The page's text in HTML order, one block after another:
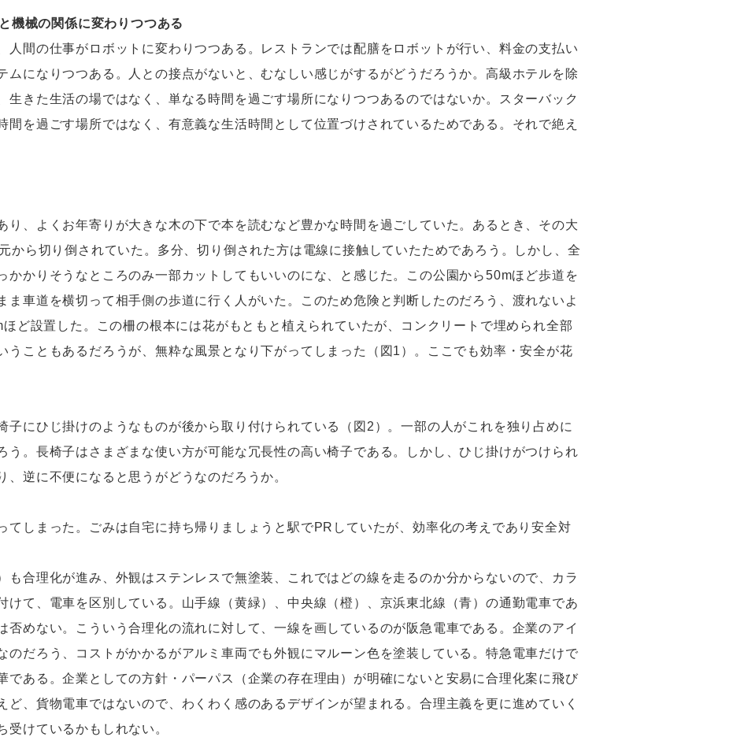
機械の関係に変わりつつある
間の仕事がロボットに変わりつつある。レストランでは配膳をロボットが行い、料金の支払い
ムになりつつある。人との接点がないと、むなしい感じがするがどうだろうか。高級ホテルを除
生きた生活の場ではなく、単なる時間を過ごす場所になりつつあるのではないか。スターバック
間を過ごす場所ではなく、有意義な生活時間として位置づけされているためである。それで絶え
、よくお年寄りが大きな木の下で本を読むなど豊かな時間を過ごしていた。あるとき、その大
から切り倒されていた。多分、切り倒された方は電線に接触していたためであろう。しかし、全
かかりそうなところのみ一部カットしてもいいのにな、と感じた。この公園から50mほど歩道を
ま車道を横切って相手側の歩道に行く人がいた。このため危険と判断したのだろう、渡れないよ
ど設置した。この柵の根本には花がもともと植えられていたが、コンクリートで埋められ全部
うこともあるだろうが、無粋な風景となり下がってしまった（図1）。ここでも効率・安全が花
にひじ掛けのようなものが後から取り付けられている（図2）。一部の人がこれを独り占めに
う。長椅子はさまざまな使い方が可能な冗長性の高い椅子である。しかし、ひじ掛けがつけられ
、逆に不便になると思うがどうなのだろうか。
しまった。ごみは自宅に持ち帰りましょうと駅でPRしていたが、効率化の考えであり安全対
合理化が進み、外観はステンレスで無塗装、これではどの線を走るのか分からないので、カラ
けて、電車を区別している。山手線（黄緑）、中央線（橙）、京浜東北線（青）の通勤電車であ
否めない。こういう合理化の流れに対して、一線を画しているのが阪急電車である。企業のアイ
のだろう、コストがかかるがアルミ車両でも外観にマルーン色を塗装している。特急電車だけで
である。企業としての方針・パーパス（企業の存在理由）が明確にないと安易に合理化案に飛び
ど、貨物電車ではないので、わくわく感のあるデザインが望まれる。合理主義を更に進めていく
受けているかもしれない。